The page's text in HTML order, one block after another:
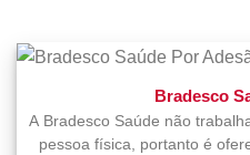
Bradesco
A Bradesco Saúde não
pessoa física, portanto é